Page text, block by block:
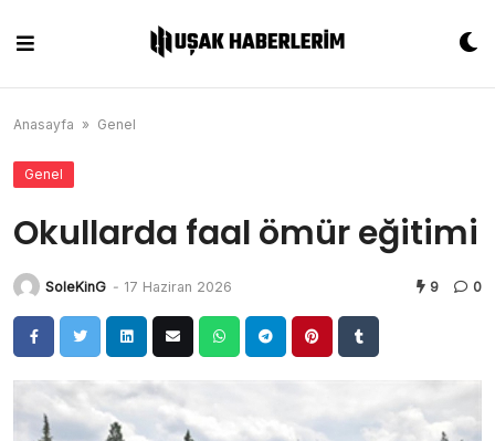
content
Anasayfa » Genel
Genel
Okullarda faal ömür eğitimi
SoleKinG - 17 Haziran 2026 9 0